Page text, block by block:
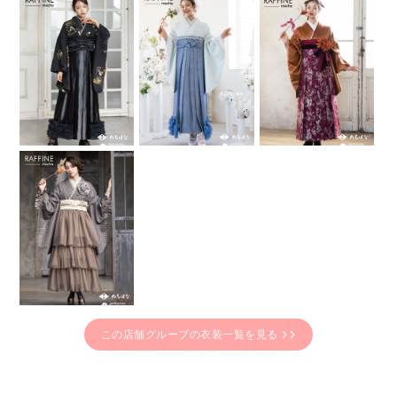
この店舗グループの衣装一覧を見る